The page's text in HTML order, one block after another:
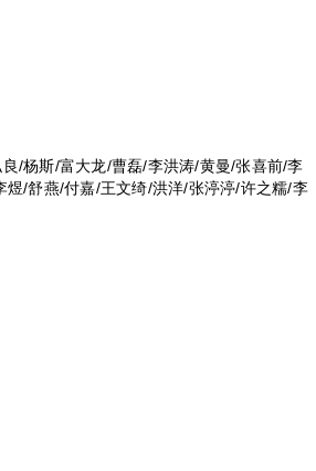
/杨斯/富大龙/曹磊/李洪涛/黄曼/张喜前/李
/舒燕/付嘉/王文绮/洪洋/张渟渟/许之糯/李